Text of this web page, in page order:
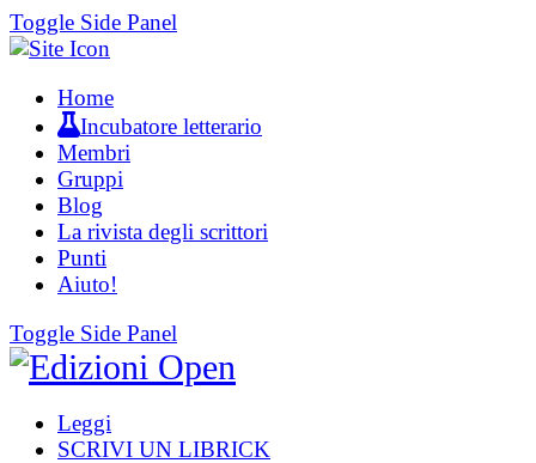
Toggle Side Panel
Home
Incubatore letterario
Membri
Gruppi
Blog
La rivista degli scrittori
Punti
Aiuto!
Toggle Side Panel
Leggi
SCRIVI UN LIBRICK